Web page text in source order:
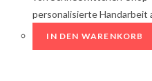
personalisierte Handarbeit
IN DEN WARENKORB